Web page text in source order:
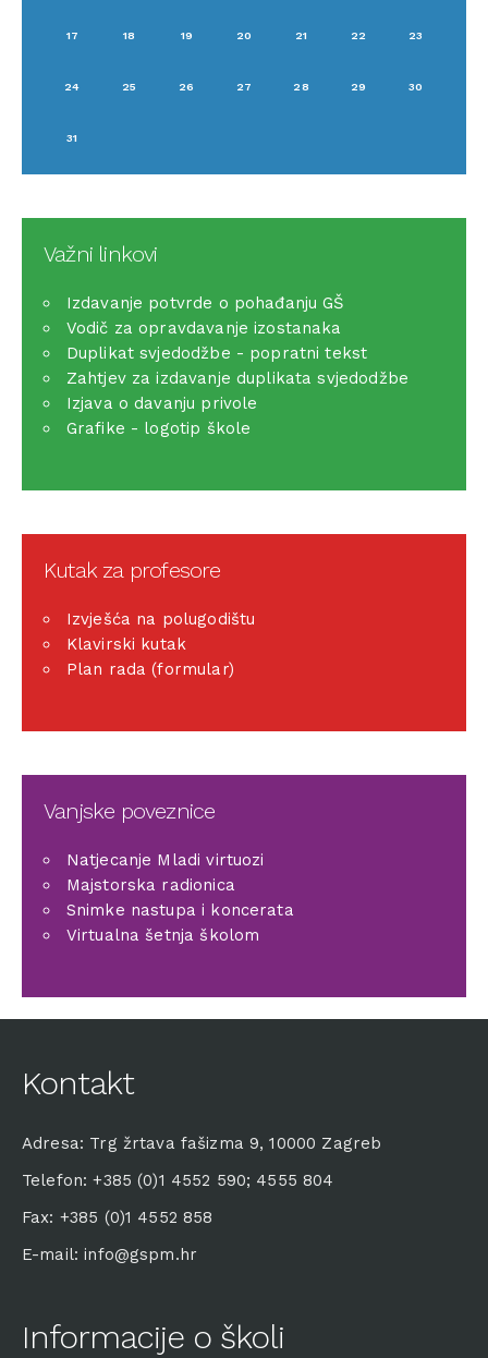
17 18 19 20 21 22 23
24 25 26 27 28 29 30
31
Važni linkovi
Izdavanje potvrde o pohađanju GŠ
Vodič za opravdavanje izostanaka
Duplikat svjedodžbe - popratni tekst
Zahtjev za izdavanje duplikata svjedodžbe
Izjava o davanju privole
Grafike - logotip škole
Kutak za profesore
Izvješća na polugodištu
Klavirski kutak
Plan rada (formular)
Vanjske poveznice
Natjecanje Mladi virtuozi
Majstorska radionica
Snimke nastupa i koncerata
Virtualna šetnja školom
Kontakt
Adresa: Trg žrtava fašizma 9, 10000 Zagreb
Telefon: +385 (0)1 4552 590; 4555 804
Fax: +385 (0)1 4552 858
E-mail: info@gspm.hr
Informacije o školi